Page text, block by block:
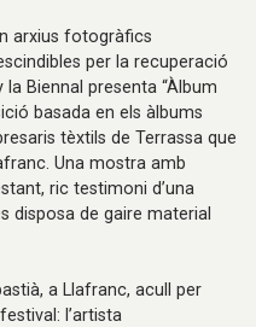
arxius fotogràfics
per la recuperació
Biennal presenta “Àlbum
basada en els àlbums
tèxtils de Terrassa que
Una mostra amb
ric testimoni d’una
disposa de gaire material
a Llafranc, acull per
l’artista